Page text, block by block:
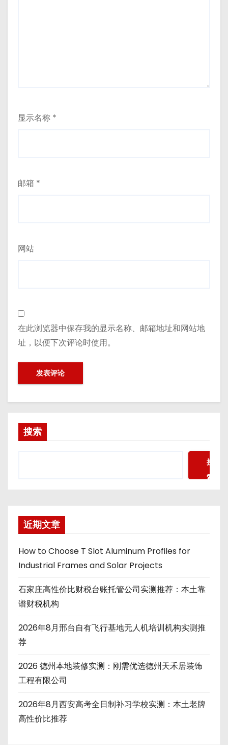
显示名称 *
邮箱 *
网站
在此浏览器中保存我的显示名称、邮箱地址和网站地
址，以便下次评论时使用。
搜索
搜
索
近期文章
How to Choose T Slot Aluminum Profiles for
Industrial Frames and Solar Projects
石家庄高性价比财税台账托管公司实测推荐：本土靠
谱财税机构
2026年8月邢台自有飞行基地无人机培训机构实测推
荐
2026 德州本地装修实测：刚需优选德州天禾居装饰
工程有限公司
2026年8月西安高考全日制补习学校实测：本土老牌
高性价比推荐